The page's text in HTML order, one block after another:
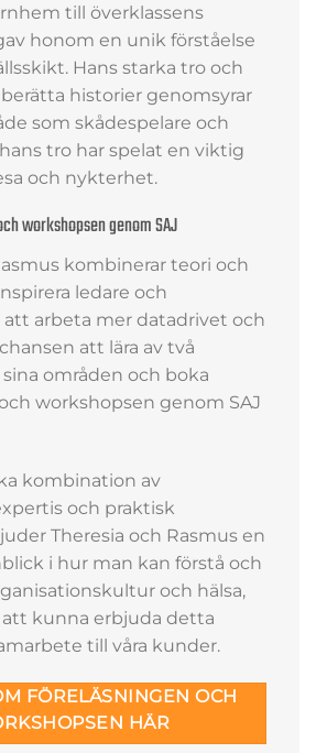
till överklassens
honom en unik förståelse
Hans starka tro och
historier genomsyrar
som skådespelare och
tro har spelat en viktig
och nykterhet.
workshopsen genom SAJ
kombinerar teori och
ledare och
arbeta mer datadrivet och
att lära av två
områden och boka
workshopsen genom SAJ
kombination av
och praktisk
Theresia och Rasmus en
i hur man kan förstå och
och hälsa,
att kunna erbjuda detta
till våra kunder.
FÖRELÄSNINGEN OCH
HÄR